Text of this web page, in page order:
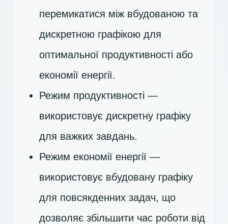
перемикатися між вбудованою та
дискретною графікою для
оптимальної продуктивності або
економії енергії.
Режим продуктивності —
використовує дискретну графіку
для важких завдань.
Режим економії енергії —
використовує вбудовану графіку
для повсякденних задач, що
дозволяє збільшити час роботи від